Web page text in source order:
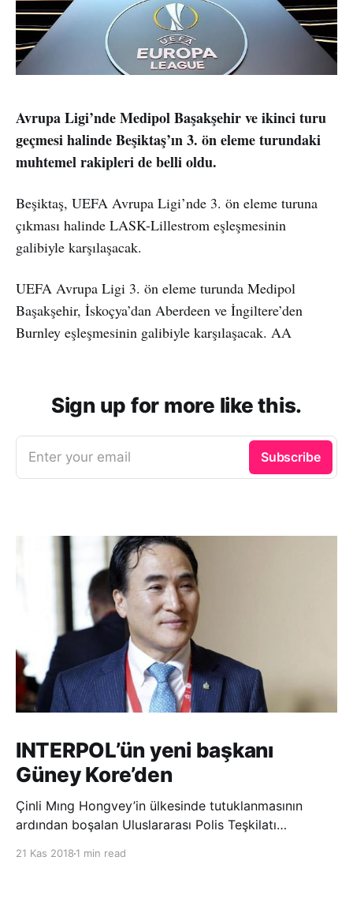
Avrupa Ligi’nde Medipol Başakşehir ve ikinci turu
geçmesi halinde Beşiktaş’ın 3. ön eleme turundaki
muhtemel rakipleri de belli oldu.
Beşiktaş, UEFA Avrupa Ligi’nde 3. ön eleme turuna
çıkması halinde LASK-Lillestrom eşleşmesinin
galibiyle karşılaşacak.
UEFA Avrupa Ligi 3. ön eleme turunda Medipol
Başakşehir, İskoçya’dan Aberdeen ve İngiltere’den
Burnley eşleşmesinin galibiyle karşılaşacak. AA
Sign up for more like this.
Enter your email Subscribe
INTERPOL’ün yeni başkanı
Güney Kore’den
Çinli Mıng Hongvey’in ülkesinde tutuklanmasının
ardından boşalan Uluslararası Polis Teşkilatı
21 Kas 2018 1 min read